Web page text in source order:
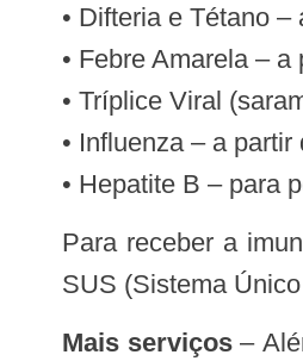
• Difteria e Tétano
• Febre Amarela –
• Tríplice Viral
• Influenza – a
• Hepatite B – para
Para receber a imunização foi necessário apresentar carteira de vacinação, RG, CPF, comprovante de residência e cartão do
SUS (Sistema
Mais serviços–